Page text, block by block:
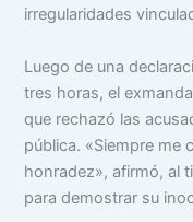
irregularidades
Luego de una
tres horas, el
que rechazó las
pública. «Siempre me
honradez», afirmó, al
para demostrar su